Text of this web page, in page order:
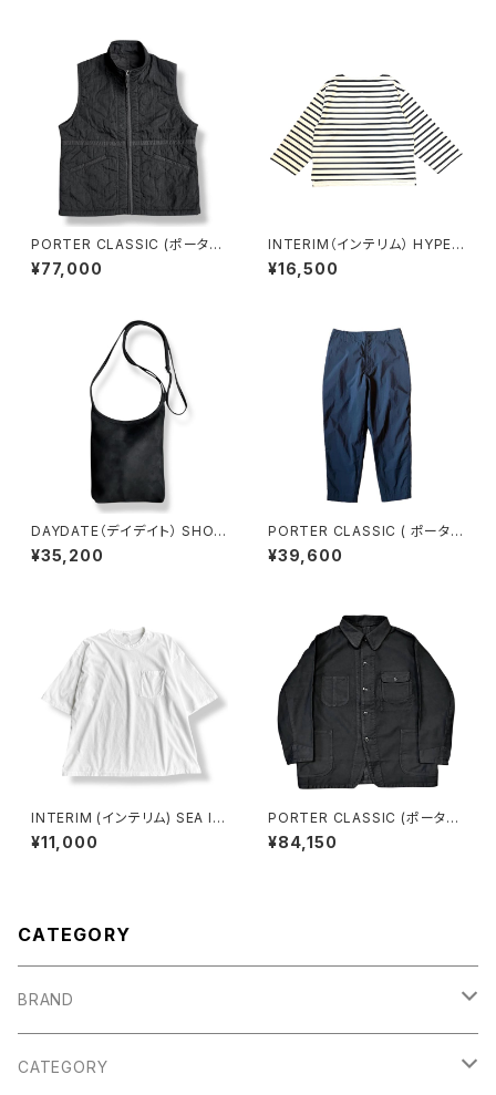
PORTER CLASSIC (ポーター
クラシック) SUPER NYLON M
ILITARY ZIP UP VEST Black
¥77,000
INTERIM（インテリム） HYPER
BIG SUVIN GIZA BORDER B
ASQUE SHIRT WHITE/NAV
ト/ネイビー IT22S107
¥16,500
DAYDATE（デイデイト） SHOU
LDER BAG M [DD26SS-005
-10] シープスウェード ショルダ
¥35,200
PORTER CLASSIC ( ポーター
クラシック ) POPLIN BING PA
NTS - NAVY ポプリンビングパ
¥39,600
INTERIM (インテリム) SEA IS
LAND TOMPKINS LOOP JE
RSEY HYPER BIG BINDER N
¥11,000
PORTER CLASSIC (ポーター
クラシック) MOLESKIN COVE
RALL JACKET -BLACK- モ
¥84,150
CATEGORY
BRAND
Porter Classic
CATEGORY